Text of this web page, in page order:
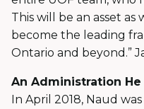
This will be an asset
become the leading
Ontario and beyond.”
An Administration
In April 2018, Naud